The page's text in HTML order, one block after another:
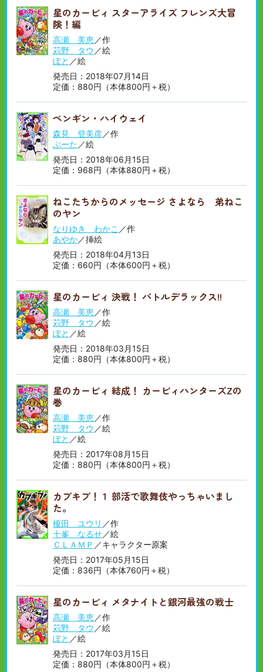
星のカービィ スターアライズ フレンズ大冒
険！編
高瀬 美恵／作
苅野 タウ ／絵
ぽと ／絵
発売日：2018年07月14日
定価：880円（本体800円＋税）
ペンギン・ハイウェイ
森見 登美彦／作
ぶーた ／絵
発売日：2018年06月15日
定価：968円（本体880円＋税）
ねこたちからのメッセージ さよなら 弟ねこ
のヤン
なりゆき わかこ ／作
あやか／挿絵
発売日：2018年04月13日
定価：660円（本体600円＋税）
星のカービィ 決戦！ バトルデラックス!!
高瀬 美恵／作
苅野 タウ ／絵
ぽと ／絵
発売日：2018年03月15日
定価：880円（本体800円＋税）
星のカービィ 結成！ カービィハンターズZの
巻
高瀬 美恵／作
苅野 タウ ／絵
ぽと ／絵
発売日：2017年08月15日
定価：880円（本体800円＋税）
カブキブ！１ 部活で歌舞伎やっちゃいまし
た。
榎田 ユウリ ／作
十峯 なるせ／絵
ＣＬＡＭＰ ／キャラクター原案
発売日：2017年05月15日
定価：836円（本体760円＋税）
星のカービィ メタナイトと銀河最強の戦士
高瀬 美恵／作
苅野 タウ ／絵
ぽと ／絵
発売日：2017年03月15日
定価：880円（本体800円＋税）